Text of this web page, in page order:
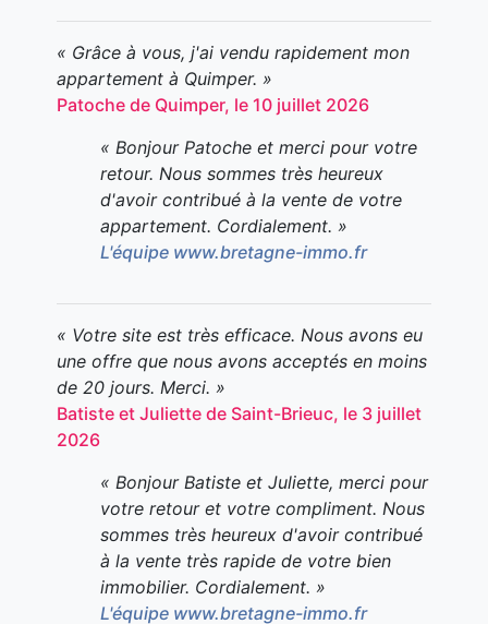
« Grâce à vous, j'ai vendu rapidement mon
appartement à Quimper. »
Patoche de Quimper, le 10 juillet 2026
« Bonjour Patoche et merci pour votre
retour. Nous sommes très heureux
d'avoir contribué à la vente de votre
appartement. Cordialement. »
L'équipe www.bretagne-immo.fr
« Votre site est très efficace. Nous avons eu
une offre que nous avons acceptés en moins
de 20 jours. Merci. »
Batiste et Juliette de Saint-Brieuc, le 3 juillet
2026
« Bonjour Batiste et Juliette, merci pour
votre retour et votre compliment. Nous
sommes très heureux d'avoir contribué
à la vente très rapide de votre bien
immobilier. Cordialement. »
L'équipe www.bretagne-immo.fr